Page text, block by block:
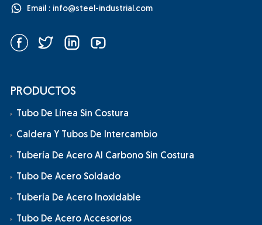
Email : info@steel-industrial.com
PRODUCTOS
Tubo De Línea Sin Costura
Caldera Y Tubos De Intercambio
Tubería De Acero Al Carbono Sin Costura
Tubo De Acero Soldado
Tubería De Acero Inoxidable
Tubo De Acero Accesorios